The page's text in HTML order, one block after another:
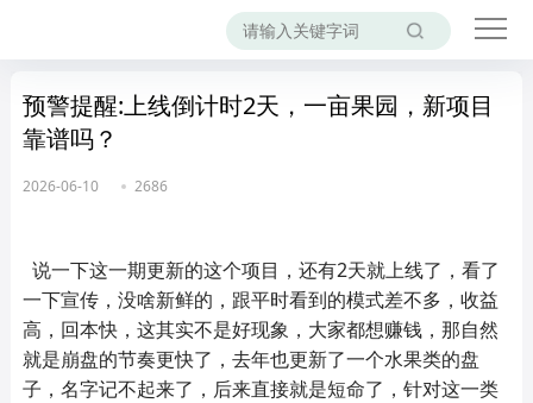
预警提醒:上线倒计时2天，一亩果园，新项目
靠谱吗？
2026-06-10 2686
说一下这一期更新的这个项目，还有2天就上线了，看了
一下宣传，没啥新鲜的，跟平时看到的模式差不多，收益
高，回本快，这其实不是好现象，大家都想赚钱，那自然
就是崩盘的节奏更快了，去年也更新了一个水果类的盘
子，名字记不起来了，后来直接就是短命了，针对这一类